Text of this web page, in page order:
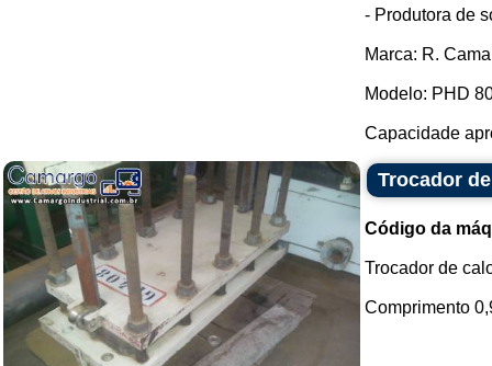
- Produtora de
Marca: R.
Modelo: PHD
Capacidade
Trocador
Código da
Trocador de
Comprimento